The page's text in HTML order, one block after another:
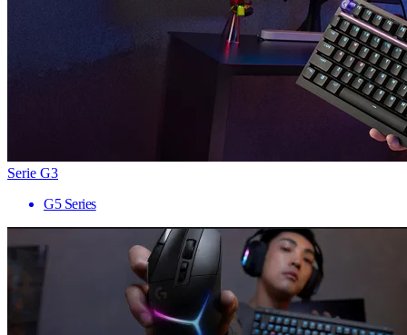
Serie G3
G5 Series